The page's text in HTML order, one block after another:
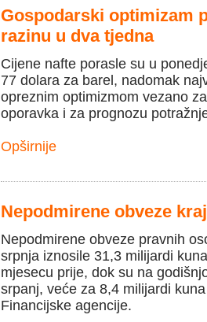
Gospodarski optimizam
razinu u dva tjedna
Cijene nafte porasle su u
77 dolara za barel, nadomak
opreznim optimizmom vezano
oporavka i za prognozu
Opširnije
Nepodmirene obveze
Nepodmirene obveze pravnih
srpnja iznosile 31,3 milijardi
mjesecu prije, dok su na
srpanj, veće za 8,4 milijardi
Financijske agencije.